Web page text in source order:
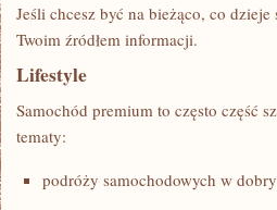
Jeśli chcesz być na bieżąco, co
Twoim źródłem informacji.
Lifestyle
Samochód premium to często część
tematy:
podróży samochodowych w